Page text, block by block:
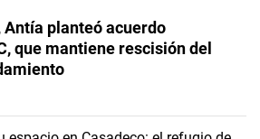
Antía planteó acuerdo
que mantiene rescisión del